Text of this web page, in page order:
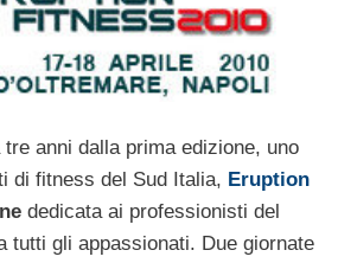
tre anni dalla prima edizione, uno
di fitness del Sud Italia, Eruption
dedicata ai professionisti del
tutti gli appassionati. Due giornate